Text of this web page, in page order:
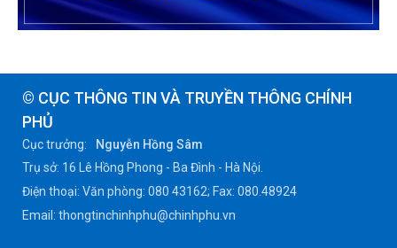
© CỤC THÔNG TIN VÀ TRUYỀN THÔNG CHÍNH
PHỦ
Cục trưởng:
Nguyễn Hồng Sâm
Trụ sở: 16 Lê Hồng Phong - Ba Đình - Hà Nội.
Điện thoại: Văn phòng: 080 43162; Fax: 080.48924
Email: thongtinchinhphu@chinhphu.vn